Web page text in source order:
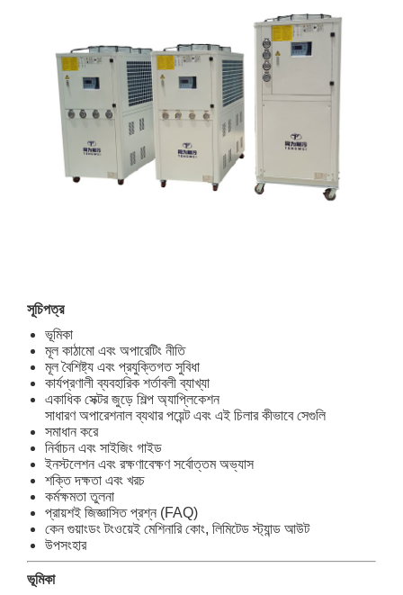
সূচিপত্র
ভূমিকা
মূল কাঠামো এবং অপারেটিং নীতি
মূল বৈশিষ্ট্য এবং প্রযুক্তিগত সুবিধা
কার্যপ্রণালী ব্যবহারিক শর্তাবলী ব্যাখ্যা
একাধিক সেক্টর জুড়ে শিল্প অ্যাপ্লিকেশন
সাধারণ অপারেশনাল ব্যথার পয়েন্ট এবং এই চিলার কীভাবে সেগুলি
সমাধান করে
নির্বাচন এবং সাইজিং গাইড
ইনস্টলেশন এবং রক্ষণাবেক্ষণ সর্বোত্তম অভ্যাস
শক্তি দক্ষতা এবং খরচ
কর্মক্ষমতা তুলনা
প্রায়শই জিজ্ঞাসিত প্রশ্ন (FAQ)
কেন গুয়াংডং টংওয়েই মেশিনারি কোং, লিমিটেড স্ট্যান্ড আউট
উপসংহার
ভূমিকা